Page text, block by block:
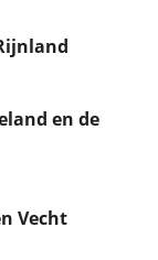
en de
Vecht